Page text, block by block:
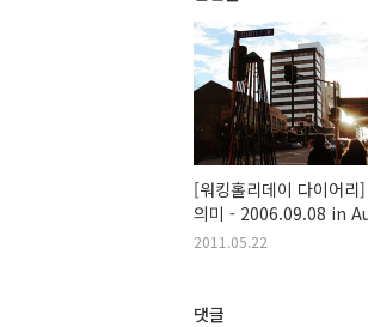
[워킹홀리데이 다이어리
의미 - 2006.09.08 in
2011.05.22
댓글